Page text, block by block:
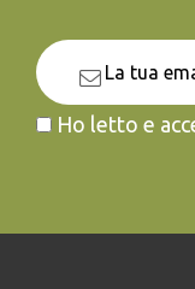
Ho letto e